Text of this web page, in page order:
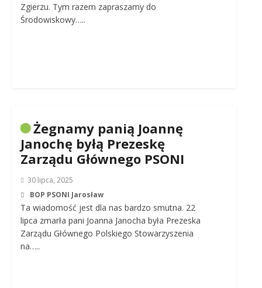
Zgierzu. Tym razem zapraszamy do
Środowiskowy…..
Żegnamy panią Joannę
Janochę byłą Prezeskę
Zarządu Głównego PSONI
30 lipca, 2025
BOP PSONI Jarosław
Ta wiadomość jest dla nas bardzo smutna. 22
lipca zmarła pani Joanna Janocha była Prezeska
Zarządu Głównego Polskiego Stowarzyszenia
na…..